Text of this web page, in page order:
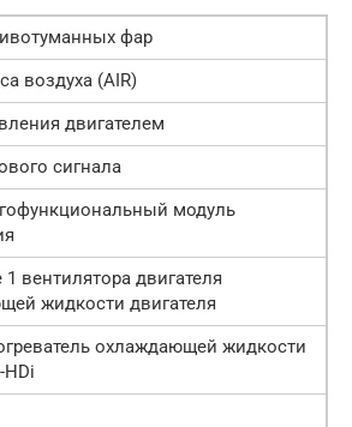
фар
воздуха (AIR)
двигателем
сигнала
модуль
1 вентилятора двигателя
жидкости двигателя
охлаждающей жидкости
HDi